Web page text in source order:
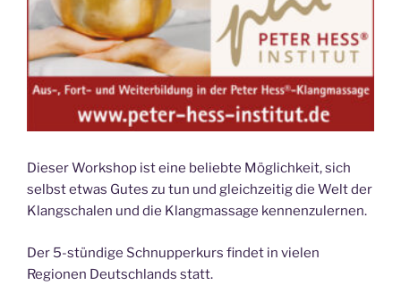
Dieser Workshop ist eine beliebte Möglichkeit, sich
selbst etwas Gutes zu tun und gleichzeitig die Welt der
Klangschalen und die Klangmassage kennenzulernen.
Der 5-stündige Schnupperkurs findet in vielen
Regionen Deutschlands statt.